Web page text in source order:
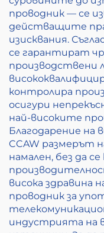
проводник — се
действащите
изисквания.
се гарантират
производствени
контролира
осигури
най-високите
Благодарение на
CCAW размерът
намален, без да
висока здравина
проводник за
индустрията на